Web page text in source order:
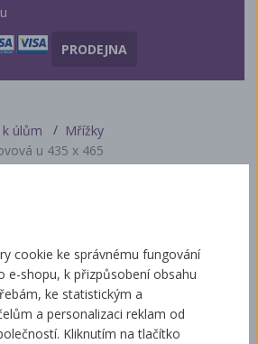
PRODEJNA
úlům
Mřížky
u 435 x 465
cookie ke správnému fungování
e-shopu, k přizpůsobení obsahu
ke statistickým a
a personalizaci reklam od
Kliknutím na tlačítko